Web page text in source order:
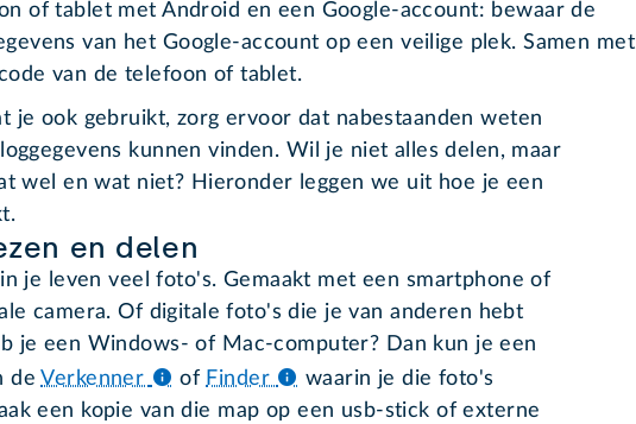
of tablet met Android en een Google-account: bewaar de
van het Google-account op een veilige plek. Samen met
van de telefoon of tablet.
je ook gebruikt, zorg ervoor dat nabestaanden weten
kunnen vinden. Wil je niet alles delen, maar
wel en wat niet? Hieronder leggen we uit hoe je een
en delen
je leven veel foto's. Gemaakt met een smartphone of
camera. Of digitale foto's die je van anderen hebt
je een Windows- of Mac-computer? Dan kun je een
deVerkenner of Finder
waarin je die foto's
een kopie van die map op een usb-stick of externe